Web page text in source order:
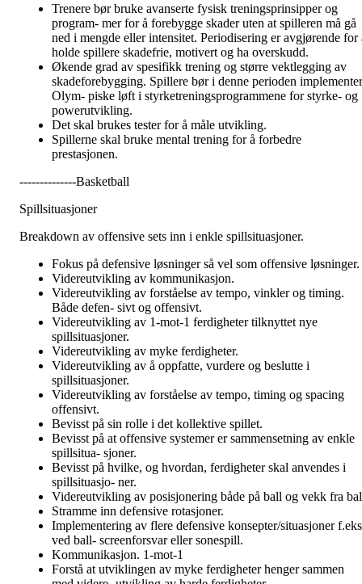
Trenere bør bruke avanserte fysisk treningsprinsipper og
program- mer for å forebygge skader uten at spilleren må gå
ned i mengde eller intensitet. Periodisering er avgjørende for
holde spillere skadefrie, motivert og ha overskudd.
Økende grad av spesifikk trening og større vektlegging av
skadeforebygging. Spillere bør i denne perioden
Olym- piske løft i styrketreningsprogrammene for styrke- og
powerutvikling.
Det skal brukes tester for å måle utvikling.
Spillerne skal bruke mental trening for å forbedre
prestasjonen.
--------------Basketball
Spillsituasjoner
Breakdown av offensive sets inn i enkle spillsituasjoner.
Fokus på defensive løsninger så vel som offensive løsninger.
Videreutvikling av kommunikasjon.
Videreutvikling av forståelse av tempo, vinkler og timing.
Både defen- sivt og offensivt.
Videreutvikling av 1-mot-1 ferdigheter tilknyttet nye
spillsituasjoner.
Videreutvikling av myke ferdigheter.
Videreutvikling av å oppfatte, vurdere og beslutte i
spillsituasjoner.
Videreutvikling av forståelse av tempo, timing og spacing
offensivt.
Bevisst på sin rolle i det kollektive spillet.
Bevisst på at offensive systemer er sammensetning av enkle
spillsitua- sjoner.
Bevisst på hvilke, og hvordan, ferdigheter skal anvendes i
spillsituasjo- ner.
Videreutvikling av posisjonering både på ball og vekk fra
Stramme inn defensive rotasjoner.
Implementering av flere defensive konsepter/situasjoner
ved ball- screenforsvar eller sonespill.
Kommunikasjon. 1-mot-1
Forstå at utviklingen av myke ferdigheter henger sammen